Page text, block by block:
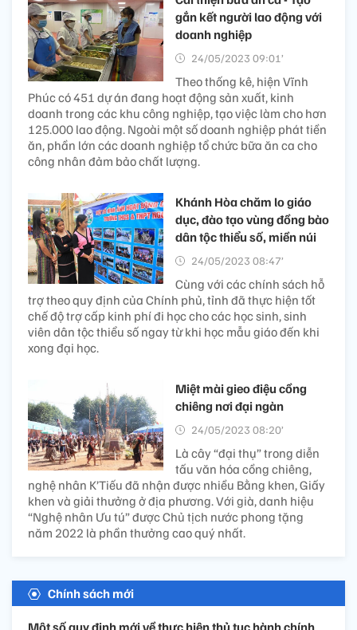
gắn kết người lao động với
doanh nghiệp
24/05/2023 09:01’
Theo thống kê, hiện Vĩnh
Phúc có 451 dự án đang hoạt động sản xuất, kinh
doanh trong các khu công nghiệp, tạo việc làm cho hơn
125.000 lao động. Ngoài một số doanh nghiệp phát tiền
ăn, phần lớn các doanh nghiệp tổ chức bữa ăn ca cho
công nhân đảm bảo chất lượng.
Khánh Hòa chăm lo giáo
dục, đào tạo vùng đồng bào
dân tộc thiểu số, miền núi
24/05/2023 08:47’
Cùng với các chính sách hỗ
trợ theo quy định của Chính phủ, tỉnh đã thực hiện tốt
chế độ trợ cấp kinh phí đi học cho các học sinh, sinh
viên dân tộc thiểu số ngay từ khi học mẫu giáo đến khi
xong đại học.
Miệt mài gieo điệu cồng
chiêng nơi đại ngàn
24/05/2023 08:20’
Là cây “đại thụ” trong diễn
tấu văn hóa cồng chiêng,
nghệ nhân K’Tiếu đã nhận được nhiều Bằng khen, Giấy
khen và giải thưởng ở địa phương. Với già, danh hiệu
“Nghệ nhân Ưu tú” được Chủ tịch nước phong tặng
năm 2022 là phần thưởng cao quý nhất.
Chính sách mới